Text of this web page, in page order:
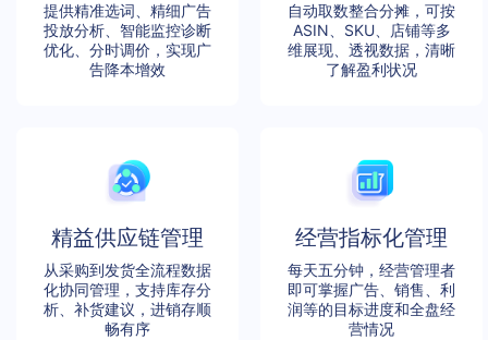
提供精准选词、精细广告
投放分析、智能监控诊断
优化、分时调价，实现广
告降本增效
自动取数整合分摊，可按
ASIN、SKU、店铺等多
维展现、透视数据，清晰
了解盈利状况
精益供应链管理
从采购到发货全流程数据
化协同管理，支持库存分
析、补货建议，进销存顺
畅有序
经营指标化管理
每天五分钟，经营管理者
即可掌握广告、销售、利
润等的目标进度和全盘经
营情况